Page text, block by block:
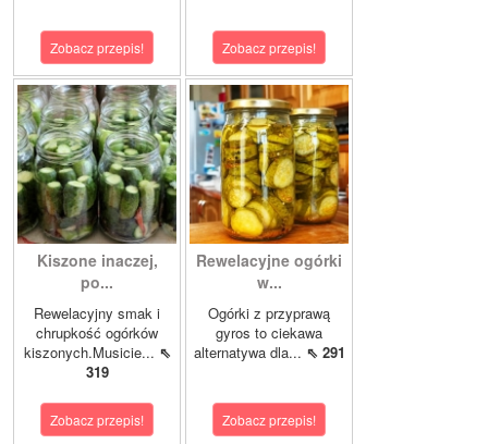
Zobacz przepis! Zobacz przepis!
Kiszone inaczej,
po...
Rewelacyjny smak i
chrupkość ogórków
kiszonych.Musicie... ⇖
319
Zobacz przepis!
Rewelacyjne ogórki
w...
Ogórki z przyprawą
gyros to ciekawa
alternatywa dla... ⇖ 291
Zobacz przepis!